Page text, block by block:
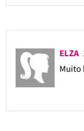
ELZA
Muito